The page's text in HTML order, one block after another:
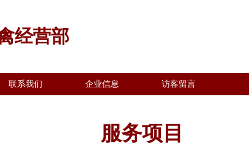
经营部
联系我们 企业信息 访客留言
服务项目